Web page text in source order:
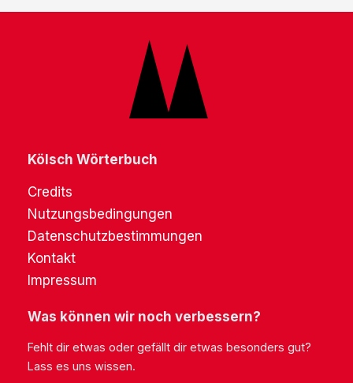
Kölsch Wörterbuch
Credits
Nutzungsbedingungen
Datenschutzbestimmungen
Kontakt
Impressum
Was können wir noch verbessern?
Fehlt dir etwas oder gefällt dir etwas besonders gut?
Lass es uns wissen.